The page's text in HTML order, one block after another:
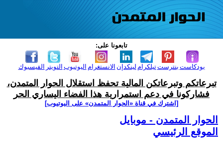
تابعونا على:
الفيسبوك التويتر اليوتيوب الانستغرام لينكدإن تيلكرامبنترست بودكاست
تبرعاتكم وتبرعاتكن المالية تحفظ استقلال الحوار المتمدن،
فشاركونا في دعم استمرارية هذا الفضاء اليساري الحر
[اشترك في قناة ‫«الحوار المتمدن» على اليوتيوب]
الحوار المتمدن - موبايل
الموقع الرئيسي